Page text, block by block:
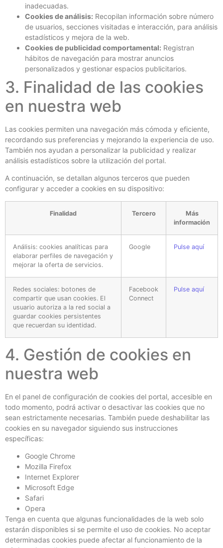
inadecuadas.
Cookies de análisis: Recopilan información sobre número
de usuarios, secciones visitadas e interacción, para análisis
estadísticos y mejora de la web.
Cookies de publicidad comportamental: Registran
hábitos de navegación para mostrar anuncios
personalizados y gestionar espacios publicitarios.
3. Finalidad de las cookies
en nuestra web
Las cookies permiten una navegación más cómoda y eficiente,
recordando sus preferencias y mejorando la experiencia de uso.
También nos ayudan a personalizar la publicidad y realizar
análisis estadísticos sobre la utilización del portal.
A continuación, se detallan algunos terceros que pueden
configurar y acceder a cookies en su dispositivo:
Finalidad Tercero
Más
información
Análisis: cookies analíticas para
elaborar perfiles de navegación y
mejorar la oferta de servicios.
Google Pulse aquí
Redes sociales: botones de
compartir que usan cookies. El
usuario autoriza a la red social a
guardar cookies persistentes
que recuerdan su identidad.
Facebook
Connect
Pulse aquí
4. Gestión de cookies en
nuestra web
En el panel de configuración de cookies del portal, accesible en
todo momento, podrá activar o desactivar las cookies que no
sean estrictamente necesarias. También puede deshabilitar las
cookies en su navegador siguiendo sus instrucciones
específicas:
Google Chrome
Mozilla Firefox
Internet Explorer
Microsoft Edge
Safari
Opera
Tenga en cuenta que algunas funcionalidades de la web solo
estarán disponibles si se permite el uso de cookies. No aceptar
determinadas cookies puede afectar al funcionamiento de la